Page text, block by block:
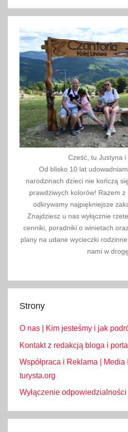
i
2
0
2
Cześć, tu Justyna i
Od blisko 10 lat
narodzinach dzieci nie kończą
prawdziwych kolorów! Razem z
odkrywamy najpiękniejsze
Znajdziesz u nas wyłącznie
cenniki, poradniki o winietach
plany na udane wycieczki
nami w
Strony
O nas | Kim jesteśmy i jak
Kontakt z redakcją bloga i
Współpraca i Reklama |
turysta.org
Wyłączenie